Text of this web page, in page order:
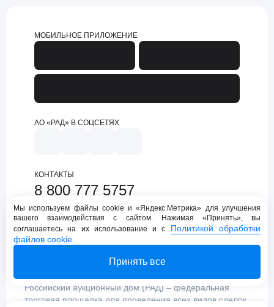
МОБИЛЬНОЕ ПРИЛОЖЕНИЕ
АО «РАД» В СОЦСЕТЯХ
КОНТАКТЫ
8 800 777 5757
support@lot-online.ru
Техническая поддержка
Российский аукционный дом (РАД) – федеральная
торговая площадка для проведения всех видов сделок
Мы используем файлы cookie и «Яндекс.Метрика» для улучшения
вашего взаимодействия с сайтом. Нажимая «Принять», вы
соглашаетесь на их использование и с Политикой обработки
файлов cookie.
Принять все